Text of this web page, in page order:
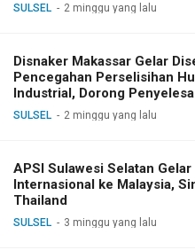
SULSEL 2 minggu yang lalu
Disnaker Makassar Gelar
Pencegahan Perselisihan
Industrial, Dorong
Dialog
SULSEL 2 minggu yang lalu
APSI Sulawesi Selatan
Internasional ke Malaysia,
Thailand
SULSEL 3 minggu yang lalu